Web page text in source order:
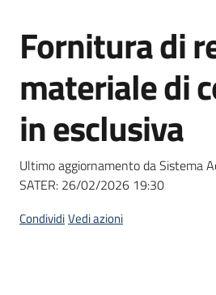
Bandi
strumenti
acquisto
Supporto
Salta al contenuto
Fornitura di
materiale di
in esclusiva
Ultimo aggiornamento da Sistema
SATER: 26/02/2026 19:30
CondividiVedi azioni